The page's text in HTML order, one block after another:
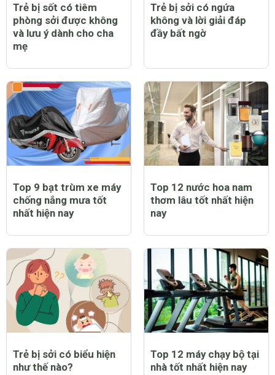
Trẻ bị sốt có tiêm
phòng sởi được không
và lưu ý dành cho cha
mẹ
Trẻ bị sởi có ngứa
không và lời giải đáp
đầy bất ngờ
Top 9 bạt trùm xe máy
chống nắng mưa tốt
nhất hiện nay
Top 12 nước hoa nam
thơm lâu tốt nhất hiện
nay
Trẻ bị sởi có biểu hiện
như thế nào?
Top 12 máy chạy bộ tại
nhà tốt nhất hiện nay